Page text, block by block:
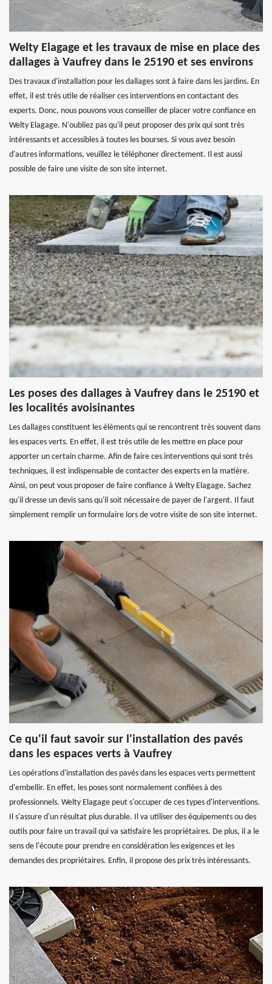
Welty Elagage et les travaux de mise en place des
dallages à Vaufrey dans le 25190 et ses environs
Des travaux d'installation pour les dallages sont à faire dans les jardins. En
effet, il est très utile de réaliser ces interventions en contactant des
experts. Donc, nous pouvons vous conseiller de placer votre confiance en
Welty Elagage. N'oubliez pas qu'il peut proposer des prix qui sont très
intéressants et accessibles à toutes les bourses. Si vous avez besoin
d'autres informations, veuillez le téléphoner directement. Il est aussi
possible de faire une visite de son site internet.
Les poses des dallages à Vaufrey dans le 25190 et
les localités avoisinantes
Les dallages constituent les éléments qui se rencontrent très souvent dans
les espaces verts. En effet, il est très utile de les mettre en place pour
apporter un certain charme. Afin de faire ces interventions qui sont très
techniques, il est indispensable de contacter des experts en la matière.
Ainsi, on peut vous proposer de faire confiance à Welty Elagage. Sachez
qu'il dresse un devis sans qu'il soit nécessaire de payer de l'argent. Il faut
simplement remplir un formulaire lors de votre visite de son site internet.
Ce qu'il faut savoir sur l'installation des pavés
dans les espaces verts à Vaufrey
Les opérations d'installation des pavés dans les espaces verts permettent
d'embellir. En effet, les poses sont normalement confiées à des
professionnels. Welty Elagage peut s'occuper de ces types d'interventions.
Il s'assure d'un résultat plus durable. Il va utiliser des équipements ou des
outils pour faire un travail qui va satisfaire les propriétaires. De plus, il a le
sens de l'écoute pour prendre en considération les exigences et les
demandes des propriétaires. Enfin, il propose des prix très intéressants.